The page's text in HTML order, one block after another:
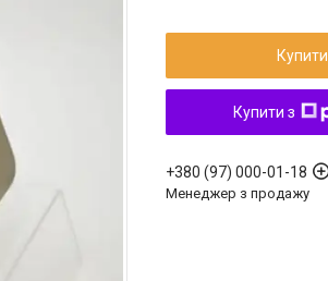
Купити
Купити з
+380 (97) 000-01-18
Менеджер з продажу